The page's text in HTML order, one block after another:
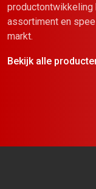
assortiment en
markt.
Bekijk alle